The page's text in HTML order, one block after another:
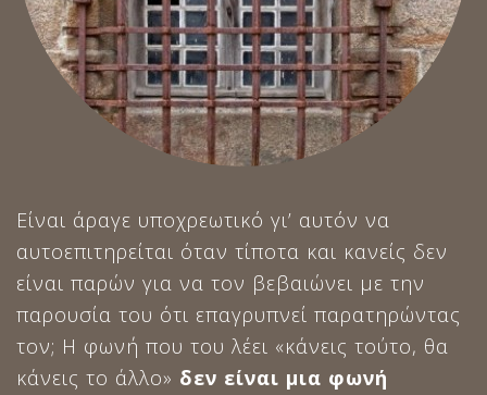
Είναι άραγε υποχρεωτικό γι’ αυτόν να
αυτοεπιτηρείται όταν τίποτα και κανείς δεν
είναι παρών για να τον βεβαιώνει με την
παρουσία του ότι επαγρυπνεί παρατηρώντας
τον; Η φωνή που του λέει «κάνεις τούτο, θα
κάνεις το άλλο» δεν είναι μια φωνή